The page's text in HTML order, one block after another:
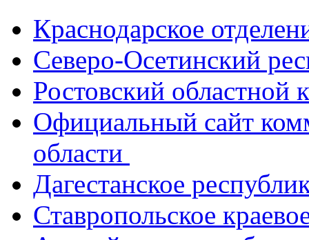
Краснодарское
Северо-Осетинский
Ростовский
Официальный сайт
области
Дагестанское
Ставропольское